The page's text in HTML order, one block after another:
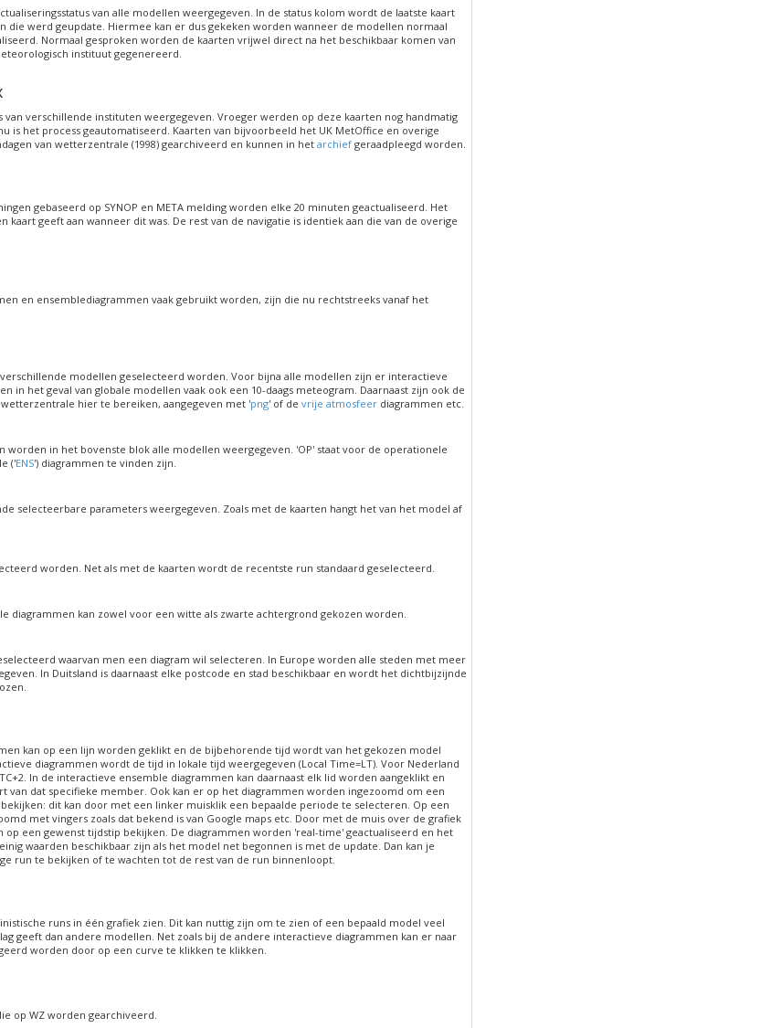
van alle modellen weergegeven. In de status kolom wordt de laatste kaart
die werd geupdate. Hiermee kan er dus gekeken worden wanneer de modellen normaal
Normaal gesproken worden de kaarten vrijwel direct na het beschikbaar komen van
instituut gegenereerd.
van verschillende instituten weergegeven. Vroeger werden op deze kaarten nog handmatig
is het process geautomatiseerd. Kaarten van bijvoorbeeld het UK MetOffice en overige
van wetterzentrale (1998) gearchiveerd en kunnen in het archief geraadpleegd worden.
gebaseerd op SYNOP en META melding worden elke 20 minuten geactualiseerd. Het
kaart geeft aan wanneer dit was. De rest van de navigatie is identiek aan die van de overige
en ensemblediagrammen vaak gebruikt worden, zijn die nu rechtstreeks vanaf het
modellen geselecteerd worden. Voor bijna alle modellen zijn er interactieve
in het geval van globale modellen vaak ook een 10-daags meteogram. Daarnaast zijn ook de
hier te bereiken, aangegeven met 'png' of de vrije atmosfeer diagrammen etc.
worden in het bovenste blok alle modellen weergegeven. 'OP' staat voor de operationele
('ENS') diagrammen te vinden zijn.
selecteerbare parameters weergegeven. Zoals met de kaarten hangt het van het model af
worden. Net als met de kaarten wordt de recentste run standaard geselecteerd.
diagrammen kan zowel voor een witte als zwarte achtergrond gekozen worden.
waarvan men een diagram wil selecteren. In Europe worden alle steden met meer
In Duitsland is daarnaast elke postcode en stad beschikbaar en wordt het dichtbijzijnde
kan op een lijn worden geklikt en de bijbehorende tijd wordt van het gekozen model
diagrammen wordt de tijd in lokale tijd weergegeven (Local Time=LT). Voor Nederland
In de interactieve ensemble diagrammen kan daarnaast elk lid worden aangeklikt en
van dat specifieke member. Ook kan er op het diagrammen worden ingezoomd om een
dit kan door met een linker muisklik een bepaalde periode te selecteren. Op een
met vingers zoals dat bekend is van Google maps etc. Door met de muis over de grafiek
op een gewenst tijdstip bekijken. De diagrammen worden 'real-time' geactualiseerd en het
waarden beschikbaar zijn als het model net begonnen is met de update. Dan kan je
run te bekijken of te wachten tot de rest van de run binnenloopt.
runs in één grafiek zien. Dit kan nuttig zijn om te zien of een bepaald model veel
geeft dan andere modellen. Net zoals bij de andere interactieve diagrammen kan er naar
worden door op een curve te klikken te klikken.
op WZ worden gearchiveerd.